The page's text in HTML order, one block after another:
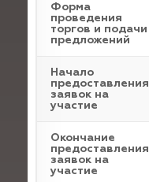
Форма
проведения
торгов и подачи
предложений
Начало
предоставления
заявок на
участие
Окончание
предоставления
заявок на
участие